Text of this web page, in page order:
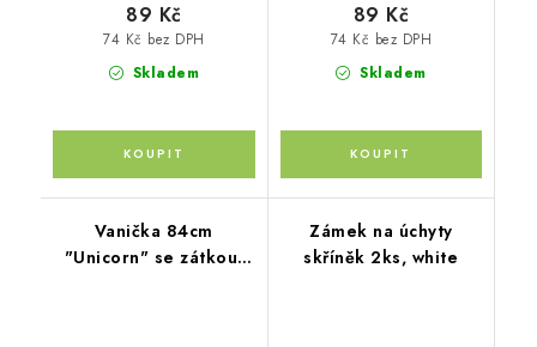
Skladem
74 Kč bez DPH
89 Kč
Skladem
74 Kč bez DPH
89 Kč
Vanička 84cm
"Unicorn" se zátkou,
Zámek na úchyty
skříněk 2ks, white